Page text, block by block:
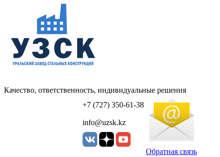
УЗСК Казахстан
Качество, ответственность, индивидуальные решения
+7 (727) 350-61-38
info@uzsk.kz
Обратная связь